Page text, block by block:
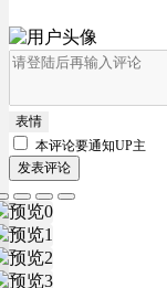
表情
本评论要通知UP主
发表评论